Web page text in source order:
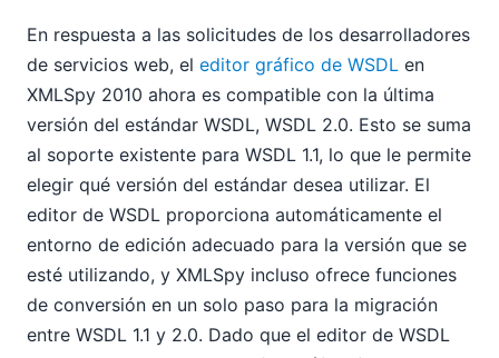
En respuesta a las solicitudes de los desarrolladores
de servicios web, el editor gráfico de WSDL en
XMLSpy 2010 ahora es compatible con la última
versión del estándar WSDL, WSDL 2.0. Esto se suma
al soporte existente para WSDL 1.1, lo que le permite
elegir qué versión del estándar desea utilizar. El
editor de WSDL proporciona automáticamente el
entorno de edición adecuado para la versión que se
esté utilizando, y XMLSpy incluso ofrece funciones
de conversión en un solo paso para la migración
entre WSDL 1.1 y 2.0. Dado que el editor de WSDL